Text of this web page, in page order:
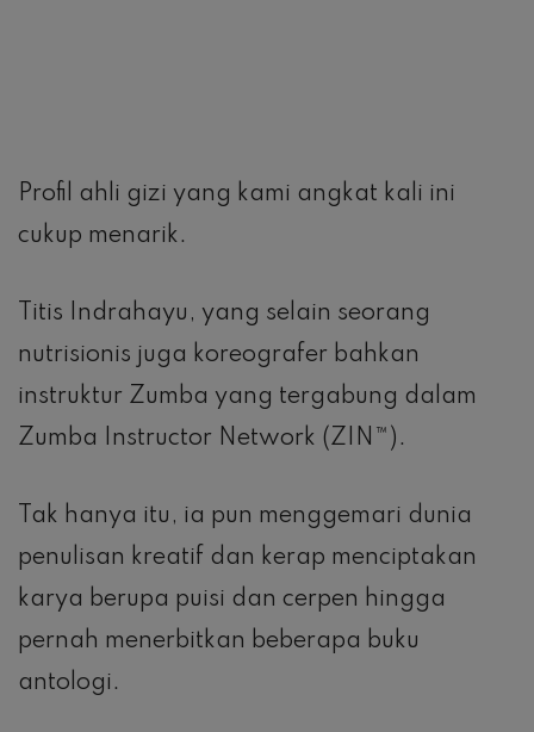
Profil ahli gizi yang kami angkat kali ini
cukup menarik.
Titis Indrahayu, yang selain seorang
nutrisionis juga koreografer bahkan
instruktur Zumba yang tergabung dalam
Zumba Instructor Network (ZIN™).
Tak hanya itu, ia pun menggemari dunia
penulisan kreatif dan kerap menciptakan
karya berupa puisi dan cerpen hingga
pernah menerbitkan beberapa buku
antologi.